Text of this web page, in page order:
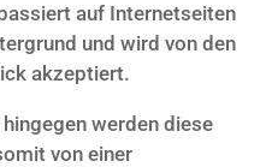
auf Internetseiten
und wird von den
akzeptiert.
werden diese
von einer